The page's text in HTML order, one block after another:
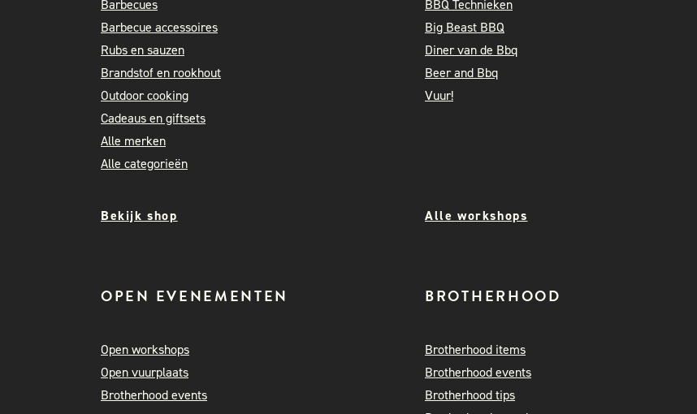
Barbecues
Barbecue accessoires
Rubs en sauzen
Brandstof en rookhout
Outdoor cooking
Cadeaus en giftsets
Alle merken
Alle categorieën
BBQ Technieken
Big Beast BBQ
Diner van de Bbq
Beer and Bbq
Vuur!
Bekijk shop Alle workshops
OPEN EVENEMENTEN
Open workshops
Open vuurplaats
Brotherhood events
BROTHERHOOD
Brotherhood items
Brotherhood events
Brotherhood tips